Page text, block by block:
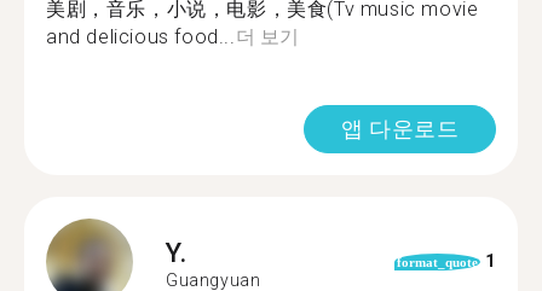
美剧，音乐，小说，电影，美食(Tv music movie
and delicious food... 더 보기
앱 다운로드
Y.
Guangyuan
format_quote 1